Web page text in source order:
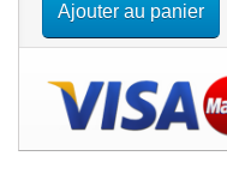
Ajouter au panier